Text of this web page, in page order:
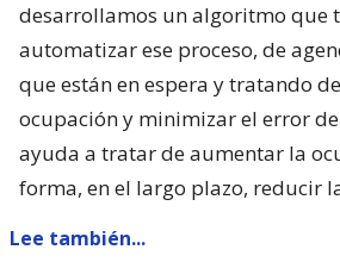
desarrollamos un algoritmo que
automatizar ese proceso, de
que están en espera y tratando
ocupación y minimizar el error
ayuda a tratar de aumentar la
forma, en el largo plazo, reducir
Lee también...